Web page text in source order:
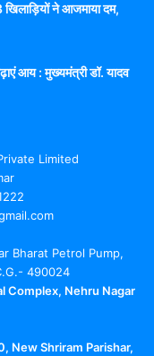
ने आजमाया दम,
आय : मुख्यमंत्री डॉ. यादव
Limited
Bharat Petrol Pump,
490024
Complex, Nehru Nagar
New Shriram Parishar,